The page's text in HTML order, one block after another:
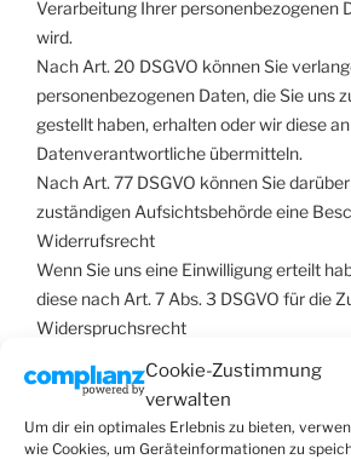
Cookie-Zustimmung
verwalten
Um dir ein optimales Erlebnis zu bieten,
wie Cookies, um Geräteinformationen zu
Verarbeitung Ihrer personenbezogenen
wird.
Nach Art. 20 DSGVO können Sie
personenbezogenen Daten, die Sie uns
gestellt haben, erhalten oder wir diese
Datenverantwortliche übermitteln.
Nach Art. 77 DSGVO können Sie
zuständigen Aufsichtsbehörde eine
Widerrufsrecht
Wenn Sie uns eine Einwilligung erteilt
diese nach Art. 7 Abs. 3 DSGVO für die
Widerspruchsrecht
Verarbeitung Ihrer personenbezogenen